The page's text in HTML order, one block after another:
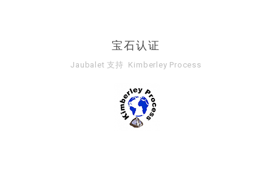
宝石认证
Jaubalet 支持 Kimberley Process